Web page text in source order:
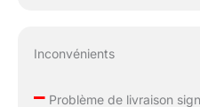
Inconvénients
–Problème de livraison